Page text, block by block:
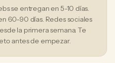
se entregan en 5-10 días.
60-90 días. Redes sociales
la primera semana. Te
antes de empezar.